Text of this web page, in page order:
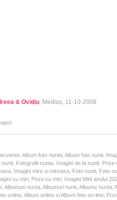
& Ovidiu, Medias, 11-10-2008
Album foto nunta, Album foto nunti,
nunti, Fotografii nunta, Imagini de la nunti,
Imagini mire si mireasa, Foto nunti, Foto
cu miri, Poze cu miri, Imagini Mirii anului
Albumuri nunta, Albumuri nunti, Albume
online, Album online si Album foto on-line,